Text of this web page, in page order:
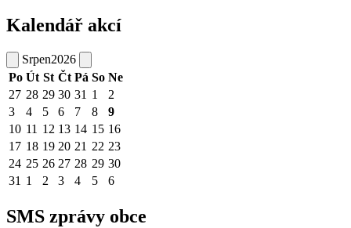
Kalendář akcí
Srpen2026
Po Út St Čt Pá So Ne
27 28 29 30 31 1
2
3
4 5 6 7 8
9
10 11 12 13 14 15 16
17 18 19 20 21 22 23
24 25 26 27 28 29 30
31 1 2 3 4 5 6
SMS zprávy obce